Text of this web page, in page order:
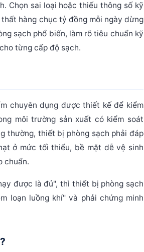
phân vùng
thỏa hiệp
phải yêu cầu thêm
Chọn sai loại hoặc thiếu thông số kỹ
hàng chục tỷ đồng mỗi ngày dừng
sạch phổ biến, làm rõ tiêu chuẩn kỹ
từng cấp độ sạch.
chuyên dụng được thiết kế để kiểm
môi trường sản xuất có kiểm soát
thường, thiết bị phòng sạch phải đáp
ở mức tối thiểu, bề mặt dễ vệ sinh
chuẩn.
được là đủ", thì thiết bị phòng sạch
loạn luồng khí" và phải chứng minh